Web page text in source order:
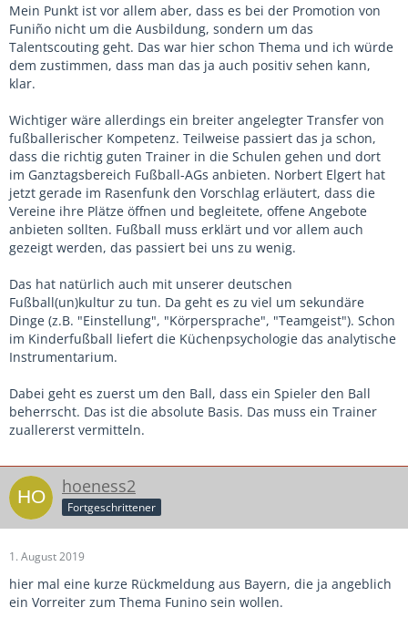
Mein Punkt ist vor allem aber, dass es bei der Promotion von
Funiño nicht um die Ausbildung, sondern um das
Talentscouting geht. Das war hier schon Thema und ich würde
dem zustimmen, dass man das ja auch positiv sehen kann,
klar.
Wichtiger wäre allerdings ein breiter angelegter Transfer von
fußballerischer Kompetenz. Teilweise passiert das ja schon,
dass die richtig guten Trainer in die Schulen gehen und dort
im Ganztagsbereich Fußball-AGs anbieten. Norbert Elgert hat
jetzt gerade im Rasenfunk den Vorschlag erläutert, dass die
Vereine ihre Plätze öffnen und begleitete, offene Angebote
anbieten sollten. Fußball muss erklärt und vor allem auch
gezeigt werden, das passiert bei uns zu wenig.
Das hat natürlich auch mit unserer deutschen
Fußball(un)kultur zu tun. Da geht es zu viel um sekundäre
Dinge (z.B. "Einstellung", "Körpersprache", "Teamgeist"). Schon
im Kinderfußball liefert die Küchenpsychologie das analytische
Instrumentarium.
Dabei geht es zuerst um den Ball, dass ein Spieler den Ball
beherrscht. Das ist die absolute Basis. Das muss ein Trainer
zuallererst vermitteln.
hoeness2
Fortgeschrittener
1. August 2019
hier mal eine kurze Rückmeldung aus Bayern, die ja angeblich
ein Vorreiter zum Thema Funino sein wollen.